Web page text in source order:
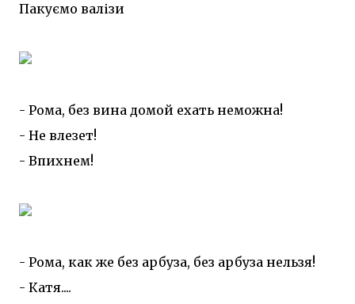
Пакуємо валізи
- Рома, без вина домой ехать неможна!
- Не влезет!
- Впихнем!
- Рома, как же без арбуза, без арбуза нельзя!
- Катя....